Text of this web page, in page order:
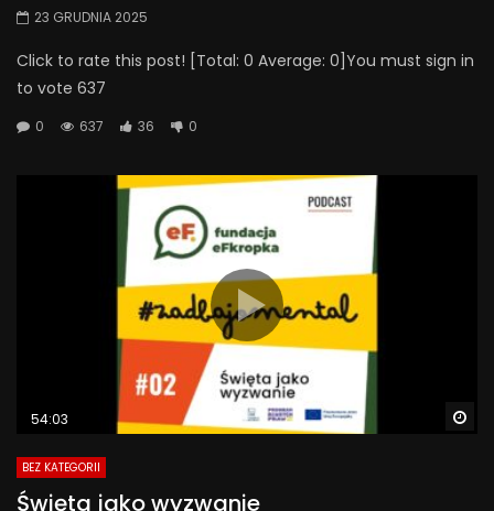
23 GRUDNIA 2025
Click to rate this post! [Total: 0 Average: 0]You must sign in
to vote 637
0 637 36 0
54:03
BEZ KATEGORII
Święta jako wyzwanie